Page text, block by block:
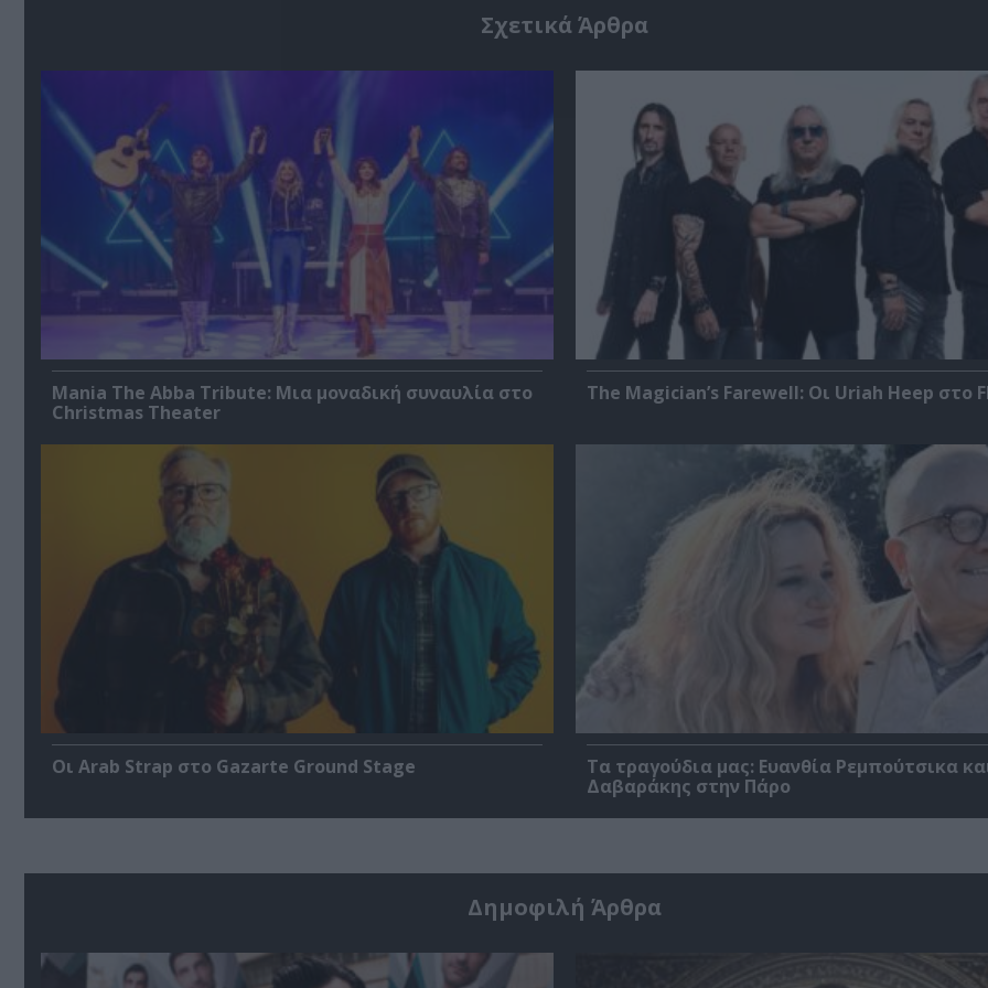
Σχετικά Άρθρα
Mania The Abba Tribute: Μια μοναδική συναυλία στο
Christmas Theater
The Magician’s Farewell: Οι Uriah Heep στο
Οι Arab Strap στο Gazarte Ground Stage
Τα τραγούδια μας: Ευανθία Ρεμπούτσικα
Δαβαράκης στην Πάρο
Δημοφιλή Άρθρα